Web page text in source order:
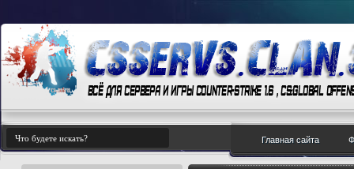
Главная сайта